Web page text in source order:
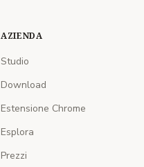
AZIENDA
Studio
Download
Estensione Chrome
Esplora
Prezzi